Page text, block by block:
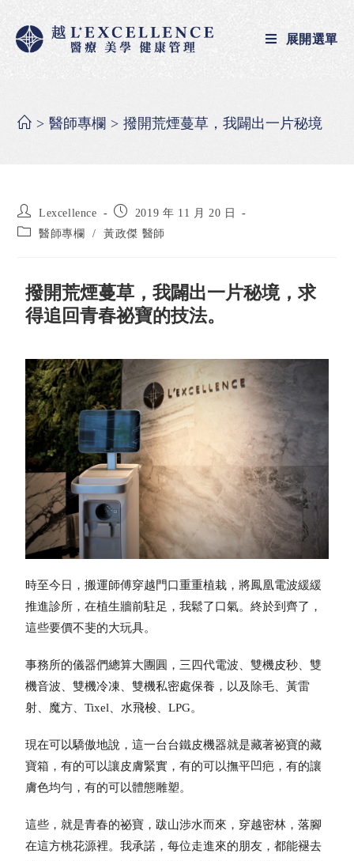
展開選單
> 醫師專欄 > 撥開荒煙蔓草，我闢出一片秘境
Lexcellence
2019 年 11 月 20 日
醫師專欄
/ 黃政傑 醫師
撥開荒煙蔓草，我闢出一片秘境，求
得追回青春祕寶的技法。
時至今日，搬運師傅穿越門口重重植栽，將鳳凰電波緩緩
推進診所，在植生牆前駐足，我鬆了口氣。終於到齊了，
這些要價不斐的大玩具。
事務所的儀器們總算大團圓，三四代電波、雙機皮秒 、雙
機音波 、雙機冷凍 、雙機私密處保養，以及除毛 、黃雷
射
魔方 、Tixel 水飛梭 、LPG。
現在可以驕傲地說，這一台台鐵皮機器就是藏著祕寶的藏
寶箱，有的可以讓皮膚緊實，有的可以撫平凹疤，有的讓
膚色均勻，有的可以體態雕塑。
這些，就是青春的祕寶，跋山涉水而來，穿越密林，落腳
在這方桃花源裡。我承諾，每位走進來的朋友，都能褪去